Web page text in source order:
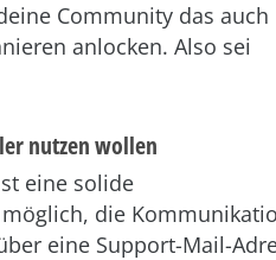
Community das auch
anlocken. Also sei
nutzen wollen
eine solide
die
eine Support-Mail-